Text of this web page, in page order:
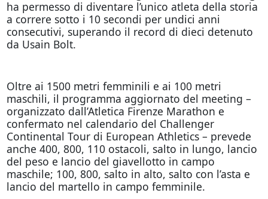
ha permesso di diventare l’unico atleta della storia
a correre sotto i 10 secondi per undici anni
consecutivi, superando il record di dieci detenuto
da Usain Bolt.
Oltre ai 1500 metri femminili e ai 100 metri
maschili, il programma aggiornato del meeting –
organizzato dall’Atletica Firenze Marathon e
confermato nel calendario del Challenger
Continental Tour di European Athletics – prevede
anche 400, 800, 110 ostacoli, salto in lungo, lancio
del peso e lancio del giavellotto in campo
maschile; 100, 800, salto in alto, salto con l’asta e
lancio del martello in campo femminile.